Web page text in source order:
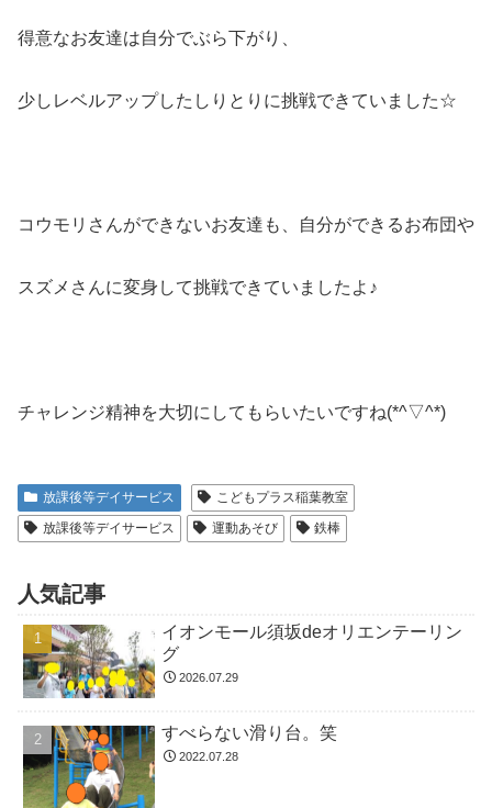
得意なお友達は自分でぶら下がり、
少しレベルアップしたしりとりに挑戦できていました☆
コウモリさんができないお友達も、自分ができるお布団や
スズメさんに変身して挑戦できていましたよ♪
チャレンジ精神を大切にしてもらいたいですね(*^▽^*)
放課後等デイサービス
こどもプラス稲葉教室
放課後等デイサービス
運動あそび 鉄棒
人気記事
イオンモール須坂deオリエンテーリン
グ
2026.07.29
すべらない滑り台。笑
2022.07.28